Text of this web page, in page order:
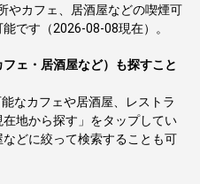
やカフェ、居酒屋などの喫煙可
です（2026-08-08現在）。
ェ・居酒屋など）も探すこと
なカフェや居酒屋、レストラ
地から探す」をタップしてい
どに絞って検索することも可